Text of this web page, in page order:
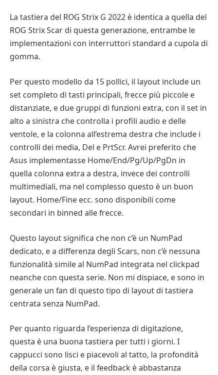
La tastiera del ROG Strix G 2022 è identica a quella del
ROG Strix Scar di questa generazione, entrambe le
implementazioni con interruttori standard a cupola di
gomma.
Per questo modello da 15 pollici, il layout include un
set completo di tasti principali, frecce più piccole e
distanziate, e due gruppi di funzioni extra, con il set in
alto a sinistra che controlla i profili audio e delle
ventole, e la colonna all’estrema destra che include i
controlli dei media, Del e PrtScr. Avrei preferito che
Asus implementasse Home/End/Pg/Up/PgDn in
quella colonna extra a destra, invece dei controlli
multimediali, ma nel complesso questo è un buon
layout. Home/Fine ecc. sono disponibili come
secondari in binned alle frecce.
Questo layout significa che non c’è un NumPad
dedicato, e a differenza degli Scars, non c’è nessuna
funzionalità simile al NumPad integrata nel clickpad
neanche con questa serie. Non mi dispiace, e sono in
generale un fan di questo tipo di layout di tastiera
centrata senza NumPad.
Per quanto riguarda l’esperienza di digitazione,
questa è una buona tastiera per tutti i giorni. I
cappucci sono lisci e piacevoli al tatto, la profondità
della corsa è giusta, e il feedback è abbastanza